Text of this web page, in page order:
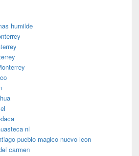
humilde
nl
pueblo magico nuevo leon
carmen